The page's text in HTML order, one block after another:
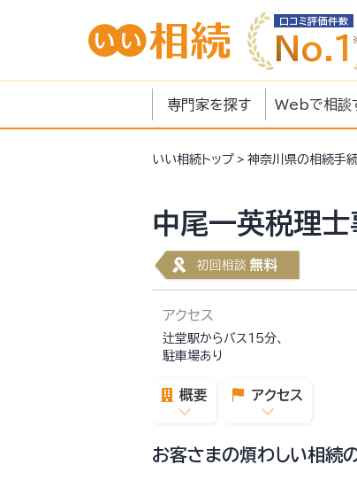
口コミ評価件数
No.1
専門家を探す Webで相談
いい相続 トップ 神奈川県の相続手
中尾一英税理
アクセス
辻堂駅からバス15分、
駐車場あり
概要 アクセス
お客さまの煩わしい相続